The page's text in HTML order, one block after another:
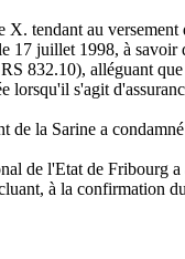
tendant au
17 juillet 1998, à
832.10), alléguant
lorsqu'il s'agit
la Sarine a
de l'Etat de Fribourg
à la confirmation